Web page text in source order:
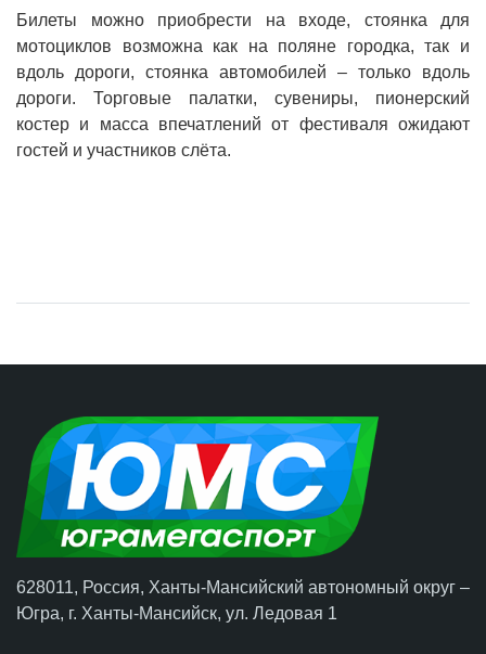
Билеты можно приобрести на входе, стоянка для
мотоциклов возможна как на поляне городка, так и
вдоль дороги, стоянка автомобилей – только вдоль
дороги. Торговые палатки, сувениры, пионерский
костер и масса впечатлений от фестиваля ожидают
гостей и участников слёта.
628011, Россия, Ханты-Мансийский автономный округ –
Югра, г. Ханты-Мансийск, ул. Ледовая 1